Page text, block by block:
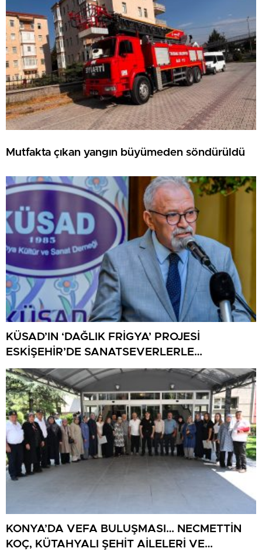
Mutfakta çıkan yangın büyümeden söndürüldü
KÜSAD’IN ‘DAĞLIK FRİGYA’ PROJESİ
ESKİŞEHİR’DE SANATSEVERLERLE
BULUŞUYOR
KONYA’DA VEFA BULUŞMASI… NECMETTİN
KOÇ, KÜTAHYALI ŞEHİT AİLELERİ VE